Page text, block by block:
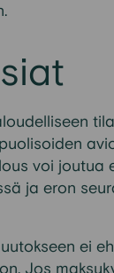
voi joutua
ja eron
ei